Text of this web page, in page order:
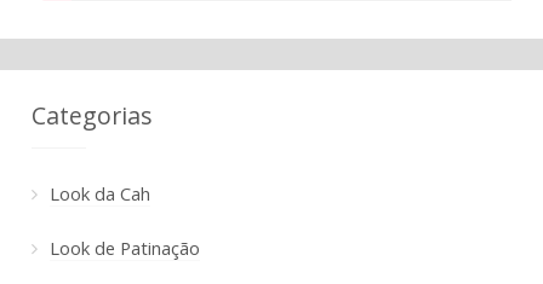
Categorias
Look da Cah
Look de Patinação